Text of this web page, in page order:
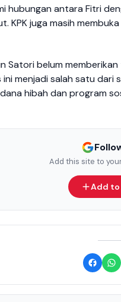
hubungan antara Fitri
KPK juga masih
Satori belum
ini menjadi salah satu
hibah dan program
Add this site to
Add